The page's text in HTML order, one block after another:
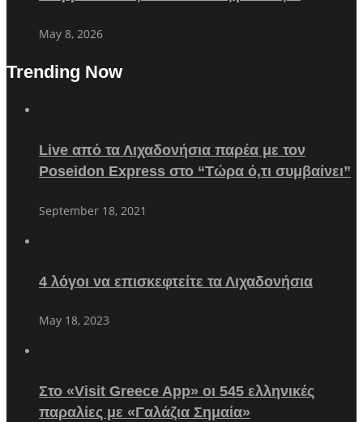
May 8, 2026
Trending Now
Live από τα Λιχαδονήσια παρέα με τον
Poseidon Express στο “Τώρα ό,τι συμβαίνει”
September 18, 2021
4 λόγοι να επισκεφτείτε τα Λιχαδονήσια
May 18, 2023
Στο «Visit Greece App» οι 545 ελληνικές
παραλίες με «Γαλάζια Σημαία»